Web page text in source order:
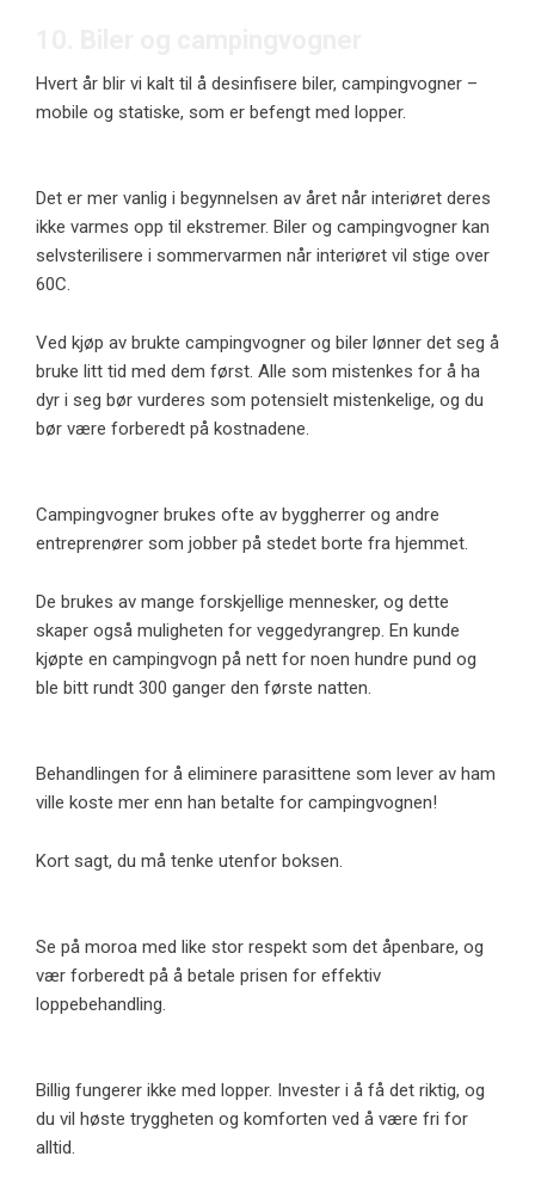
Hvert år blir vi kalt til å desinfisere biler, campingvogner –
mobile og statiske, som er befengt med lopper.
Det er mer vanlig i begynnelsen av året når interiøret deres
ikke varmes opp til ekstremer. Biler og campingvogner kan
selvsterilisere i sommervarmen når interiøret vil stige over
60C.
Ved kjøp av brukte campingvogner og biler lønner det seg å
bruke litt tid med dem først. Alle som mistenkes for å ha
dyr i seg bør vurderes som potensielt mistenkelige, og du
bør være forberedt på kostnadene.
Campingvogner brukes ofte av byggherrer og andre
entreprenører som jobber på stedet borte fra hjemmet.
De brukes av mange forskjellige mennesker, og dette
skaper også muligheten for veggedyrangrep. En kunde
kjøpte en campingvogn på nett for noen hundre pund og
ble bitt rundt 300 ganger den første natten.
Behandlingen for å eliminere parasittene som lever av ham
ville koste mer enn han betalte for campingvognen!
Kort sagt, du må tenke utenfor boksen.
Se på moroa med like stor respekt som det åpenbare, og
vær forberedt på å betale prisen for effektiv
loppebehandling.
Billig fungerer ikke med lopper. Invester i å få det riktig, og
du vil høste tryggheten og komforten ved å være fri for
alltid.